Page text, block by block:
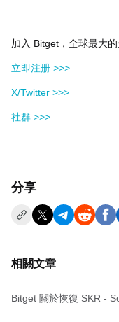
加入 Bitget，全球最大的
立即注册 >>>
X/Twitter >>>
社群 >>>
分享
相關文章
Bitget 關於恢復 SKR -